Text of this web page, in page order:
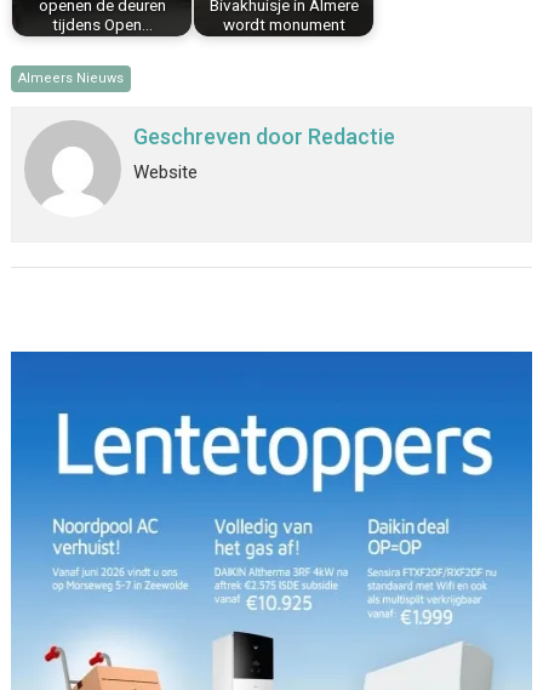
openen de deuren
tijdens Open…
Bivakhuisje in Almere
wordt monument
Almeers Nieuws
Geschreven door Redactie
Website